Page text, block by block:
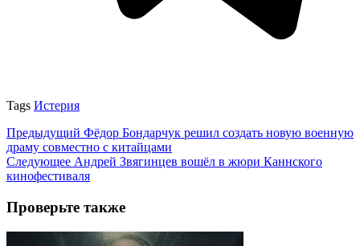
Tags Истерия
Предыдущий Фёдор Бондарчук решил создать новую военную
драму совместно с китайцами
Следующее Андрей Звягинцев вошёл в жюри Каннского
кинофестиваля
Проверьте также